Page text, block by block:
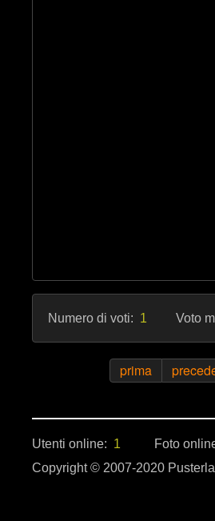
Numero di voti: 1 Voto
prima
Utenti online: 1 Foto
Copyright © 2007-2020